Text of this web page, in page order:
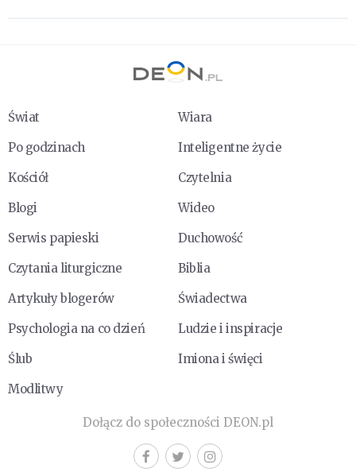
Świat
Wiara
Po godzinach
Inteligentne życie
Kościół
Czytelnia
Blogi
Wideo
Serwis papieski
Duchowość
Czytania liturgiczne
Biblia
Artykuły blogerów
Świadectwa
Psychologia na co dzień
Ludzie i inspiracje
Ślub
Imiona i święci
Modlitwy
Dołącz do społeczności DEON.pl